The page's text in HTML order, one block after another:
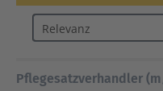
Pflegesatzverhandler